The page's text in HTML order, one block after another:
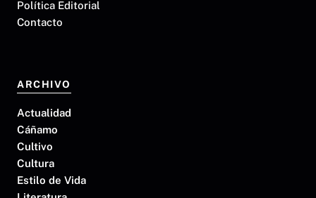
Política Editorial
Contacto
ARCHIVO
Actualidad
Cáñamo
Cultivo
Cultura
Estilo de Vida